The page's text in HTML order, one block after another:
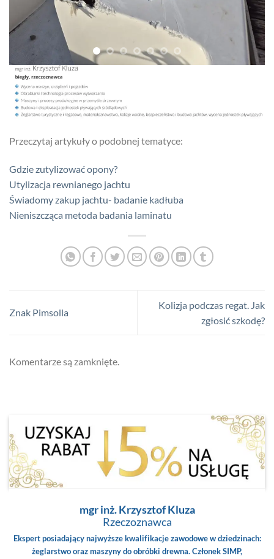
Przeczytaj artykuły o podobnej tematyce:
Gdzie zutylizować opony?
Utylizacja rewnianego jachtu
Świadomy zakup jachtu- badanie kadłuba
Nieniszcząca metoda badania laminatu
Znak Pimsolla
Kolizja podczas regat. Jak
zgłosić szkodę?
Komentarze są zamknięte.
mgr inż. Krzysztof Kluza
Rzeczoznawca
Ekspert posiadający najwyższe kwalifikacje zawodowe w dziedzinach:
żeglarstwo oraz maszyny do obróbki drewna. Członek SIMP,